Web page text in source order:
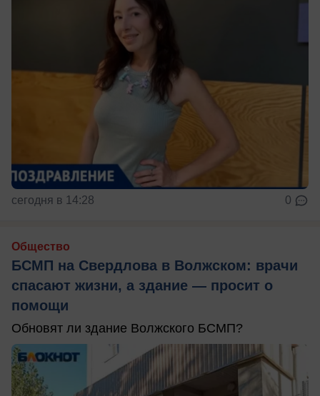
сегодня в 14:28 0
Общество
БСМП на Свердлова в Волжском: врачи
спасают жизни, а здание — просит о
помощи
Обновят ли здание Волжского БСМП?